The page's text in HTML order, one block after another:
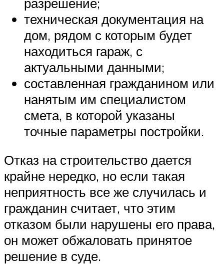
техническая документация на
дом, рядом с которым будет
находиться гараж, с
актуальными данными;
составленная гражданином или
нанятым им специалистом
смета, в которой указаны
точные параметры постройки.
Отказ на строительство дается
крайне нередко, но если такая
неприятность все же случилась и
гражданин считает, что этим
отказом были нарушены его права,
он может обжаловать принятое
решение в суде.